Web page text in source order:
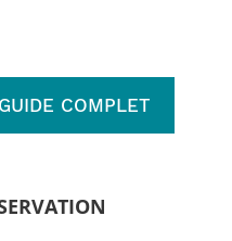
COMPLET